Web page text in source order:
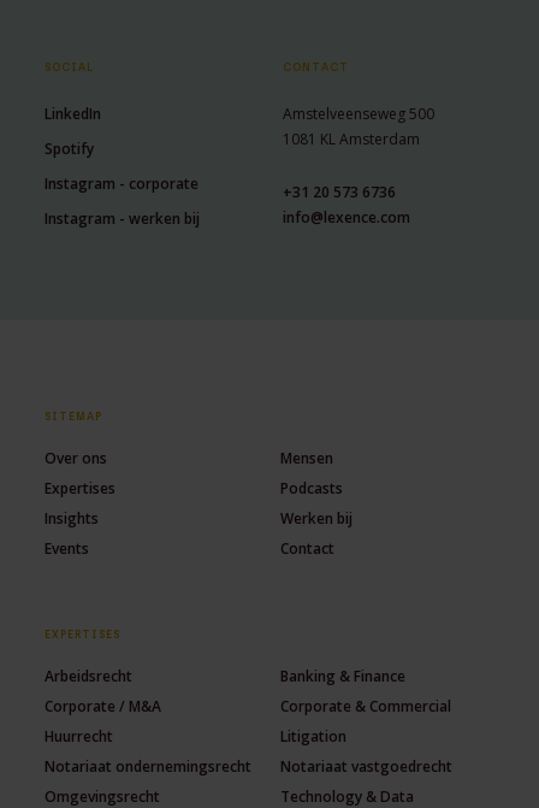
SOCIAL
LinkedIn
Spotify
Instagram - corporate
Instagram - werken bij
CONTACT
Amstelveenseweg 500
1081 KL Amsterdam
+31 20 573 6736
info@lexence.com
SITEMAP
Over ons
Mensen
Expertises
Podcasts
Insights
Werken bij
Events
Contact
EXPERTISES
Arbeidsrecht
Banking & Finance
Corporate / M&A
Corporate & Commercial
Huurrecht
Litigation
Notariaat ondernemingsrecht
Notariaat vastgoedrecht
Omgevingsrecht
Technology & Data